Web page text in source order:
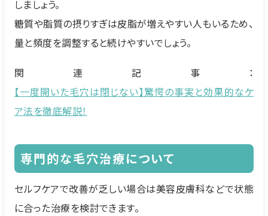
しましょう。
糖質や脂質の摂りすぎは皮脂が増えやすい人もいるため、
量と頻度を調整すると続けやすいでしょう。
関連記事：
【一度開いた毛穴は閉じない】驚愕の事実と効果的なケ
ア法を徹底解説！
専門的な毛穴治療について
セルフケアで改善が乏しい場合は美容皮膚科などで状態
に合った治療を検討できます。